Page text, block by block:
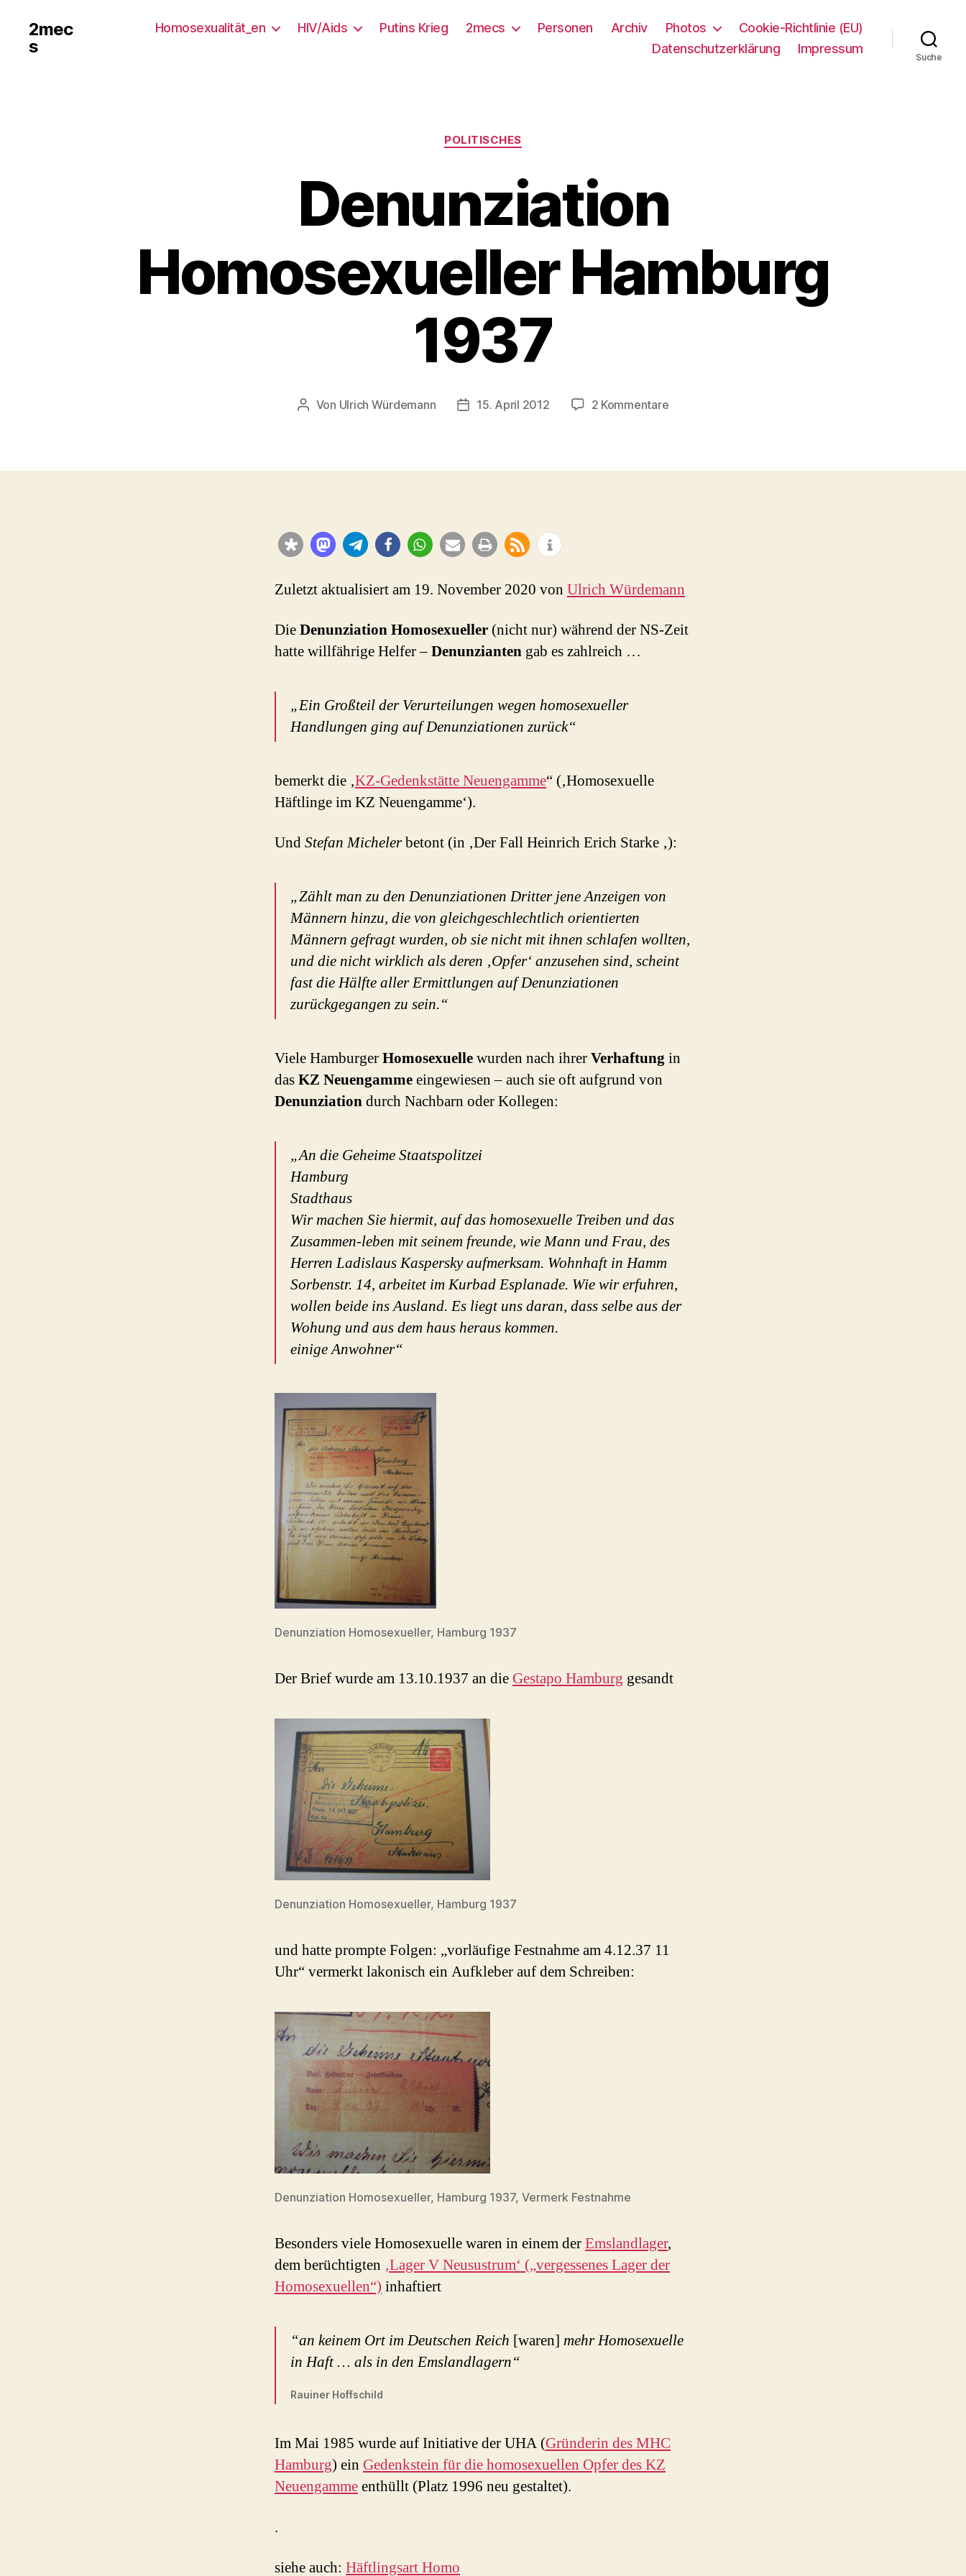
2mec
s
Homosexualität_en HIV/Aids Putins Krieg 2mecs Personen Archiv Photos
Cookie-Richtlinie (EU)
Datenschutzerklärung
Impressum
Suche
Kategorien
POLITISCHES
Denunziation
Homosexueller Hamburg
1937
Beitragsautor
Von Ulrich Würdemann Beitragsdatum
15. April 2012 2 Kommentarezu
1937
Zuletzt aktualisiert am 19. November 2020 von Ulrich Würdemann
DieDenunziation Homosexueller (nicht nur) während der NS-Zeit
hatte willfährige Helfer –Denunzianten gab es zahlreich …
„Ein Großteil der Verurteilungen wegen homosexueller
Handlungen ging auf Denunziationen zurück“
bemerkt die ‚KZ-Gedenkstätte Neuengamme“ (‚Homosexuelle
Häftlinge im KZ Neuengamme‘).
UndStefan Michelerbetont (in ‚Der Fall Heinrich Erich Starke ‚):
„Zählt man zu den Denunziationen Dritter jene Anzeigen von
Männern hinzu, die von gleichgeschlechtlich orientierten
Männern gefragt wurden, ob sie nicht mit ihnen schlafen wollten,
und die nicht wirklich als deren ‚Opfer‘ anzusehen sind, scheint
fast die Hälfte aller Ermittlungen auf Denunziationen
zurückgegangen zu sein.“
Viele HamburgerHomosexuellewurden nach ihrerVerhaftungin
dasKZ Neuengammeeingewiesen – auch sie oft aufgrund von
Denunziationdurch Nachbarn oder Kollegen:
„An die Geheime Staatspolitzei
Hamburg
Stadthaus
Wir machen Sie hiermit, auf das homosexuelle Treiben und das
Zusammen-leben mit seinem freunde, wie Mann und Frau, des
Herren Ladislaus Kaspersky aufmerksam. Wohnhaft in Hamm
Sorbenstr. 14, arbeitet im Kurbad Esplanade. Wie wir erfuhren,
wollen beide ins Ausland. Es liegt uns daran, dass selbe aus der
Wohung und aus dem haus heraus kommen.
einige Anwohner“
Denunziation Homosexueller, Hamburg 1937
Der Brief wurde am 13.10.1937 an die Gestapo Hamburg gesandt
Denunziation Homosexueller, Hamburg 1937
und hatte prompte Folgen: „vorläufige Festnahme am 4.12.37 11
Uhr“ vermerkt lakonisch ein Aufkleber auf dem Schreiben:
Denunziation Homosexueller, Hamburg 1937, Vermerk Festnahme
Besonders viele Homosexuelle waren in einem derEmslandlager,
dem berüchtigten ‚Lager V Neusustrum‘ („vergessenes Lager der
Homosexuellen“) inhaftiert
“an keinem Ort im Deutschen Reich [waren] mehr Homosexuelle
in Haft … als in den Emslandlagern“
Rauiner Hoffschild
Im Mai 1985 wurde auf Initiative der UHA (Gründerin des MHC
Hamburg) ein Gedenkstein für die homosexuellen Opfer des KZ
Neuengammeenthüllt (Platz 1996 neu gestaltet).
.
siehe auch: Häftlingsart Homo